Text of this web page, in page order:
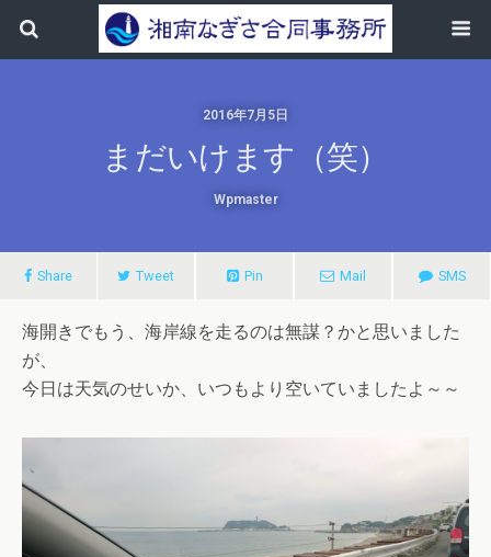
2016年7月5日
まだいけます（笑）
Wpmaster
Share Tweet Pin Mail SMS
海開きでもう、海岸線を走るのは無謀？かと思いました
が、
今日は天気のせいか、いつもより空いていましたよ～～